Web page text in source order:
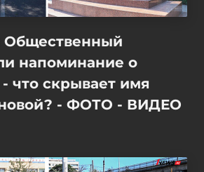
Общественный
напоминание о
что скрывает имя
- ФОТО - ВИДЕО